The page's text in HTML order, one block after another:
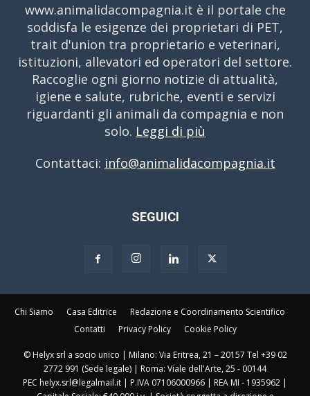
www.animalidacompagnia.it è il portale che
soddisfa le esigenze dei proprietari di PET,
trait d'union tra proprietario e veterinari,
istituzioni, allevatori ed operatori del settore.
Raccoglie ogni giorno notizie di attualità,
igiene e salute, rubriche, eventi e servizi
riguardanti gli animali da compagnia e non
solo. Leggi di più
Contattaci: info@animalidacompagnia.it
SEGUICI
Chi Siamo Casa Editrice
Redazione e Coordinamento Scientifico
Contatti
Privacy Policy Cookie Policy
© Helyx srl a socio unico | Milano: Via Eritrea, 21 – 20157 Tel +39 02
2772 991 (Sede legale) | Roma: Viale dell'Arte, 25 - 00144
PEC helyx.srl@legalmail.it | P.IVA 07106000966 | REA MI - 1935962 |